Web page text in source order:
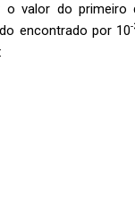
valor do primeiro
encontrado por 10